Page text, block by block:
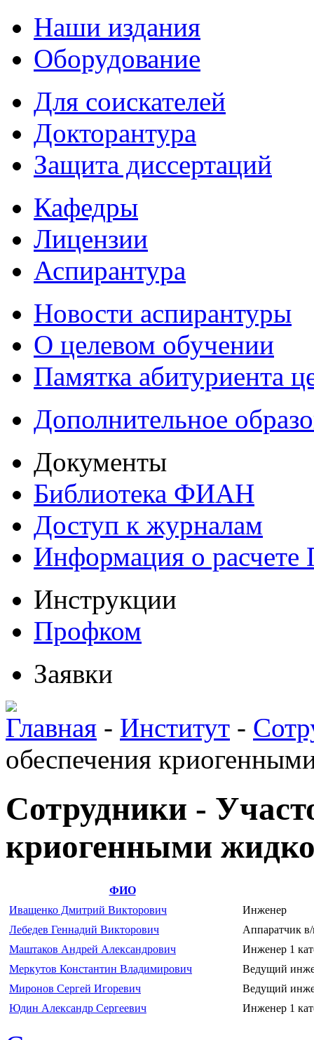
Наши издания
Оборудование
Для соискателей
Докторантура
Защита диссертаций
Кафедры
Лицензии
Аспирантура
Новости аспирантуры
О целевом обучении
Памятка абитуриента
Дополнительное
Документы
Библиотека ФИАН
Доступ к журналам
Информация о
Инструкции
Профком
Заявки
Главная - Институт -
обеспечения
Сотрудники -
криогенными
ФИО
Иващенко Дмитрий Викторович
Инженер
Лебедев Геннадий Викторович
Аппаратчик
Маштаков Андрей Александрович
Инженер 1
Меркутов Константин Владимирович
Ведущий
Миронов Сергей Игоревич
Ведущий
Юдин Александр Сергеевич
Инженер 1